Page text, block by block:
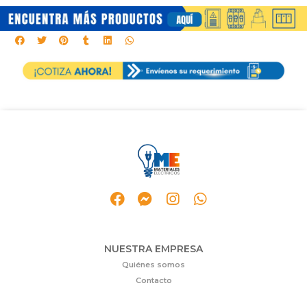
NUESTRA EMPRESA
Quiénes somos
Contacto